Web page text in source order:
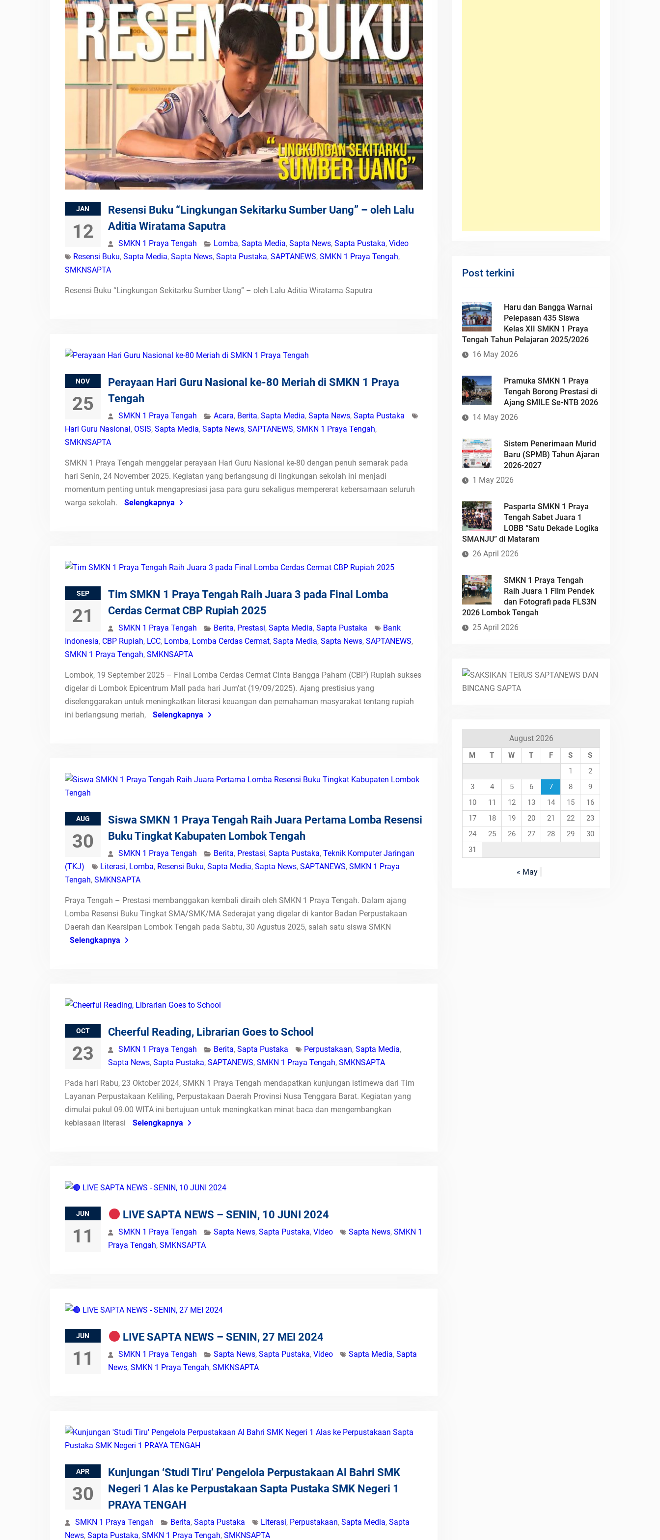
Tengah Borong Prestasi di
Ajang SMILE Se-NTB 2026
JAN
12
Resensi Buku “Lingkungan Sekitarku Sumber Uang” – oleh Lalu
Aditia Wiratama Saputra
SMKN 1 Praya Tengah Lomba, Sapta Media, Sapta News, Sapta Pustaka, Video
Resensi Buku, Sapta Media, Sapta News, Sapta Pustaka, SAPTANEWS, SMKN 1 Praya Tengah,
SMKNSAPTA
Resensi Buku “Lingkungan Sekitarku Sumber Uang” – oleh Lalu Aditia Wiratama Saputra
NOV
25
Perayaan Hari Guru Nasional ke-80 Meriah di SMKN 1 Praya
Tengah
SMKN 1 Praya Tengah Acara, Berita, Sapta Media, Sapta News, Sapta Pustaka
Hari Guru Nasional, OSIS, Sapta Media, Sapta News, SAPTANEWS, SMKN 1 Praya Tengah,
SMKNSAPTA
SMKN 1 Praya Tengah menggelar perayaan Hari Guru Nasional ke-80 dengan penuh semarak pada
hari Senin, 24 November 2025. Kegiatan yang berlangsung di lingkungan sekolah ini menjadi
momentum penting untuk mengapresiasi jasa para guru sekaligus mempererat kebersamaan seluruh
warga sekolah.
Selengkapnya
SEP
21
Tim SMKN 1 Praya Tengah Raih Juara 3 pada Final Lomba
Cerdas Cermat CBP Rupiah 2025
SMKN 1 Praya Tengah Berita, Prestasi, Sapta Media, Sapta Pustaka
Bank
Indonesia, CBP Rupiah, LCC, Lomba, Lomba Cerdas Cermat, Sapta Media, Sapta News, SAPTANEWS,
SMKN 1 Praya Tengah, SMKNSAPTA
Lombok, 19 September 2025 – Final Lomba Cerdas Cermat Cinta Bangga Paham (CBP) Rupiah sukses
digelar di Lombok Epicentrum Mall pada hari Jum’at (19/09/2025). Ajang prestisius yang
diselenggarakan untuk meningkatkan literasi keuangan dan pemahaman masyarakat tentang rupiah
ini berlangsung meriah,
Selengkapnya
AUG
30
Siswa SMKN 1 Praya Tengah Raih Juara Pertama Lomba Resensi
Buku Tingkat Kabupaten Lombok Tengah
SMKN 1 Praya Tengah Berita, Prestasi, Sapta Pustaka, Teknik Komputer Jaringan
(TKJ)
Literasi, Lomba, Resensi Buku, Sapta Media, Sapta News, SAPTANEWS, SMKN 1 Praya
Tengah, SMKNSAPTA
Praya Tengah – Prestasi membanggakan kembali diraih oleh SMKN 1 Praya Tengah. Dalam ajang
Lomba Resensi Buku Tingkat SMA/SMK/MA Sederajat yang digelar di kantor Badan Perpustakaan
Daerah dan Kearsipan Lombok Tengah pada Sabtu, 30 Agustus 2025, salah satu siswa SMKN
Selengkapnya
OCT
23
Cheerful Reading, Librarian Goes to School
SMKN 1 Praya Tengah Berita, Sapta Pustaka Perpustakaan, Sapta Media,
Sapta News, Sapta Pustaka, SAPTANEWS, SMKN 1 Praya Tengah, SMKNSAPTA
Pada hari Rabu, 23 Oktober 2024, SMKN 1 Praya Tengah mendapatkan kunjungan istimewa dari Tim
Layanan Perpustakaan Keliling, Perpustakaan Daerah Provinsi Nusa Tenggara Barat. Kegiatan yang
dimulai pukul 09.00 WITA ini bertujuan untuk meningkatkan minat baca dan mengembangkan
kebiasaan literasi
Selengkapnya
JUN
11
LIVE SAPTA NEWS – SENIN, 10 JUNI 2024
SMKN 1 Praya Tengah Sapta News, Sapta Pustaka, Video Sapta News, SMKN 1
Praya Tengah, SMKNSAPTA
JUN
11
LIVE SAPTA NEWS – SENIN, 27 MEI 2024
SMKN 1 Praya Tengah Sapta News, Sapta Pustaka, Video Sapta Media, Sapta
News, SMKN 1 Praya Tengah, SMKNSAPTA
APR
30
Kunjungan ‘Studi Tiru’ Pengelola Perpustakaan Al Bahri SMK
Negeri 1 Alas ke Perpustakaan Sapta Pustaka SMK Negeri 1
PRAYA TENGAH
SMKN 1 Praya Tengah Berita, Sapta Pustaka Literasi, Perpustakaan, Sapta Media, Sapta
News, Sapta Pustaka, SMKN 1 Praya Tengah, SMKNSAPTA
Post terkini
Haru dan Bangga Warnai
Pelepasan 435 Siswa
Kelas XII SMKN 1 Praya
Tengah Tahun Pelajaran 2025/2026
16 May 2026
Pramuka SMKN 1 Praya
Tengah Borong Prestasi di
Ajang SMILE Se-NTB 2026
14 May 2026
Sistem Penerimaan Murid
Baru (SPMB) Tahun Ajaran
2026-2027
1 May 2026
Pasparta SMKN 1 Praya
Tengah Sabet Juara 1
LOBB “Satu Dekade Logika
SMANJU” di Mataram
26 April 2026
SMKN 1 Praya Tengah
Raih Juara 1 Film Pendek
dan Fotografi pada FLS3N
2026 Lombok Tengah
25 April 2026
August 2026
M T W T F S
S
1
2
3
4 5 6 7 8
9
10
11 12 13 14 15
16
17
18 19 20 21 22
23
24
25 26 27 28 29
30
31
« May